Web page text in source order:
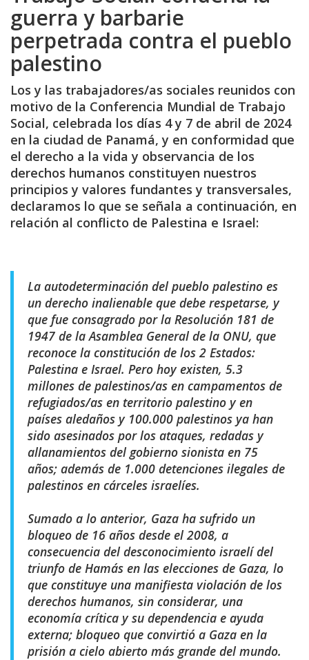
guerra y barbarie
perpetrada contra el pueblo
palestino
Los y las trabajadores/as sociales reunidos con
motivo de la Conferencia Mundial de Trabajo
Social, celebrada los días 4 y 7 de abril de 2024
en la ciudad de Panamá, y en conformidad que
el derecho a la vida y observancia de los
derechos humanos constituyen nuestros
principios y valores fundantes y transversales,
declaramos lo que se señala a continuación, en
relación al conflicto de Palestina e Israel:
La autodeterminación del pueblo palestino es
un derecho inalienable que debe respetarse, y
que fue consagrado por la Resolución 181 de
1947 de la Asamblea General de la ONU, que
reconoce la constitución de los 2 Estados:
Palestina e Israel. Pero hoy existen, 5.3
millones de palestinos/as en campamentos de
refugiados/as en territorio palestino y en
países aledaños y 100.000 palestinos ya han
sido asesinados por los ataques, redadas y
allanamientos del gobierno sionista en 75
años; además de 1.000 detenciones ilegales de
palestinos en cárceles israelíes.
Sumado a lo anterior, Gaza ha sufrido un
bloqueo de 16 años desde el 2008, a
consecuencia del desconocimiento israelí del
triunfo de Hamás en las elecciones de Gaza, lo
que constituye una manifiesta violación de los
derechos humanos, sin considerar, una
economía crítica y su dependencia e ayuda
externa; bloqueo que convirtió a Gaza en la
prisión a cielo abierto más grande del mundo.